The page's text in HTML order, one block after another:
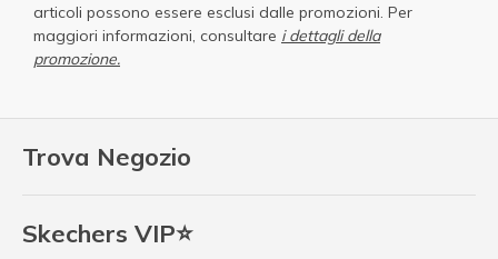
Trova Negozio
Skechers VIP⭐
articoli possono essere esclusi dalle promozioni. Per
maggiori informazioni, consultare i dettagli della
promozione.